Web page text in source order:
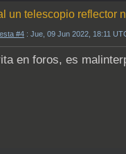
un telescopio reflector
#4 : Jue, 09 Jun 2022, 18:11
en foros, es